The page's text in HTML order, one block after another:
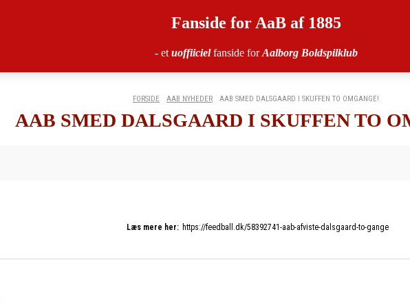
Fanside for AaB af 1885
- et uoffiicielfanside forAalborg Boldspilklub
FORSIDE AAB NYHEDER AAB SMED DALSGAARD I SKUFFEN TO OMGANGE!
AAB SMED DALSGAARD I SKUFFEN TO
Læs mere her: https://feedball.dk/58392741-aab-afviste-dalsgaard-to-gange